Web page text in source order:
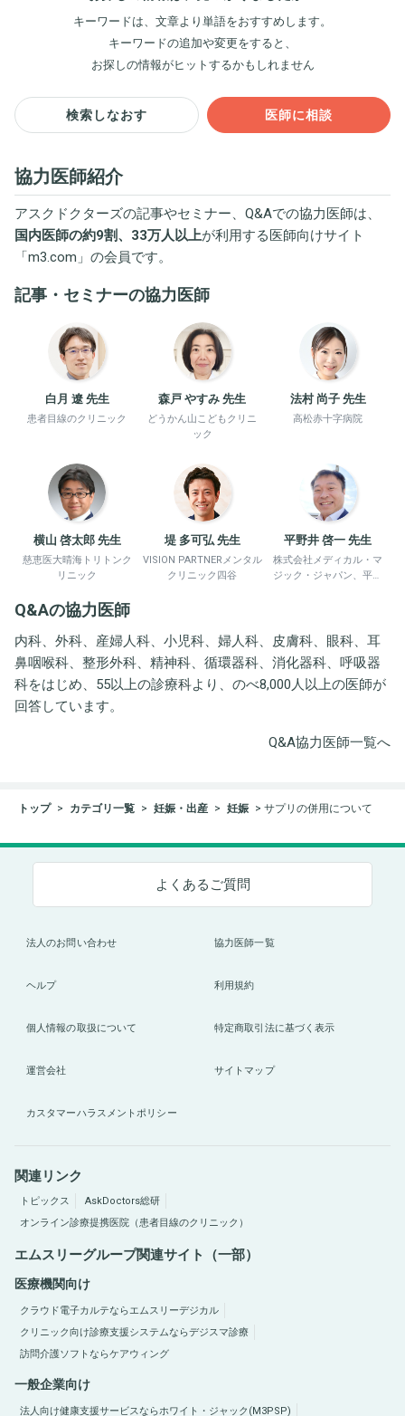
キーワードは、文章より単語をおすすめします。
キーワードの追加や変更をすると、
お探しの情報がヒットするかもしれません
検索しなおす 医師に相談
協力医師紹介
アスクドクターズの記事やセミナー、Q&Aでの協力医師は、
国内医師の約9割、33万人以上が利用する医師向けサイト
「m3.com 」の会員です。
記事・セミナーの協力医師
白月 遼 先生
患者目線のクリニック
森戸 やすみ 先生
どうかん山こどもクリニ
ック
法村 尚子 先生
高松赤十字病院
横山 啓太郎 先生
慈恵医大晴海トリトンク
リニック
堤 多可弘 先生
VISION PARTNERメンタル
クリニック四谷
平野井 啓一 先生
株式会社メディカル・マ
ジック・ジャパン、平野
Q&Aの協力医師
内科、外科、産婦人科、小児科、婦人科、皮膚科、眼科、耳
鼻咽喉科、整形外科、精神科、循環器科、消化器科、呼吸器
科をはじめ、55以上の診療科より、のべ8,000人以上の医師が
回答しています。
Q&A協力医師一覧へ
トップ カテゴリ一覧 妊娠・出産 妊娠 サプリの併用について
よくあるご質問
法人のお問い合わせ 協力医師一覧
ヘルプ 利用規約
個人情報の取扱について 特定商取引法に基づく表示
運営会社 サイトマップ
カスタマーハラスメントポリシー
関連リンク
トピックス
AskDoctors総研
オンライン診療提携医院（患者目線のクリニック）
エムスリーグループ関連サイト（一部）
医療機関向け
クラウド電子カルテならエムスリーデジカル
クリニック向け診療支援システムならデジスマ診療
訪問介護ソフトならケアウィング
一般企業向け
法人向け健康支援サービスならホワイト・ジャック(M3PSP)